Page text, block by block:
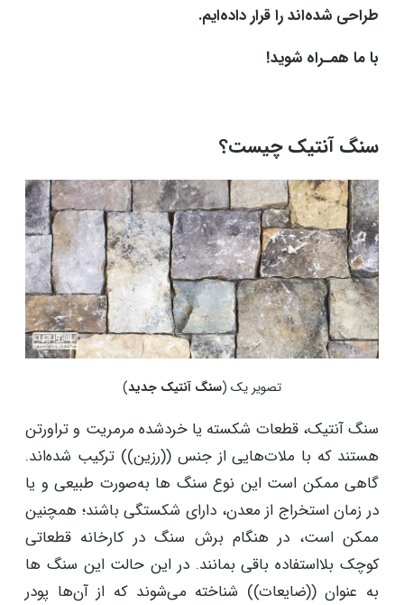
طراحی شده‌اند را قرار داده‌ایم.
با ما همـراه شوید!
سنگ آنتیک چیست؟
تصویر یک ( سنگ آنتیک جدید)
سنگ آنتیک، قطعات شکسته یا خردشده مرمریت و تراورتن
هستند که با ملات‌هایی از جنس ((رزین)) ترکیب شده‌‌اند.
گاهی ممکن است این نوع سنگ‌ ها به‌صورت طبیعی و یا
در زمان استخراج از معدن، دارای شکستگی باشند؛ همچنین
ممکن است، در هنگام برش سنگ در کارخانه قطعاتی
کوچک بلااستفاده باقی بمانند. در این حالت این سنگ‌ ها
به عنوان ((ضایعات)) شناخته می‌شوند که از آن‌ها پودر